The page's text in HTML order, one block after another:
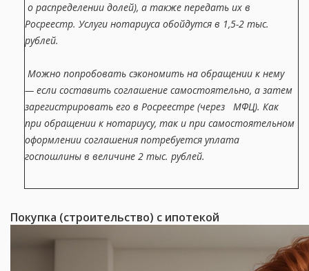
о распределении долей), а также передать их в
Росреестр. Услуги нотариуса обойдутся в 1,5-2 тыс.
рублей.
Можно попробовать сэкономить на обращении к нему
— если составить соглашение самостоятельно, а затем
зарегистрировать его в Росреестре (через МФЦ). Как
при обращении к нотариусу, так и при самостоятельном
оформлении соглашения потребуется уплата
госпошлины в величине 2 тыс. рублей.
Покупка (строительство) с ипотекой